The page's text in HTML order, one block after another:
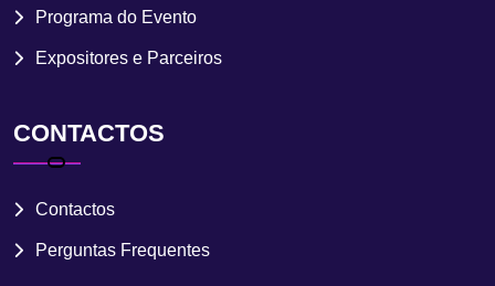
Programa do Evento
Expositores e Parceiros
CONTACTOS
Contactos
Perguntas Frequentes